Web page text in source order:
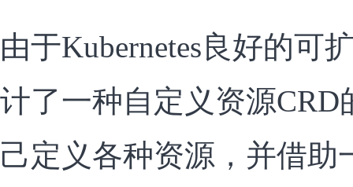
由于Kubernetes良好的可
计了一种自定义资源
己定义各种资源，并借助